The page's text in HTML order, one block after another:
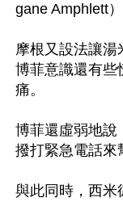
gane Amphlett
摩根又設法讓湯
博菲意識還有些
痛。
博菲還虛弱地說
撥打緊急電話來
與此同時，西米